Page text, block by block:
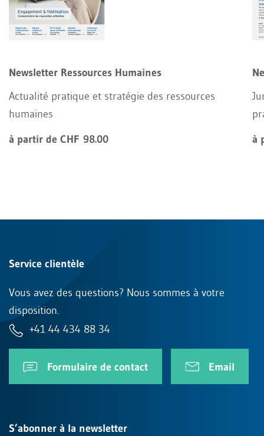
Newsletter Ressources Humaines
Actualité pratique et stratégie des ressources
humaines
à partir de CHF 98.00
à
Service clientèle
Vous avez des questions? Nous sommes à votre
disposition.
+41 44 434 88 34
Formulaire de contact Email
S’abonner à la newsletter